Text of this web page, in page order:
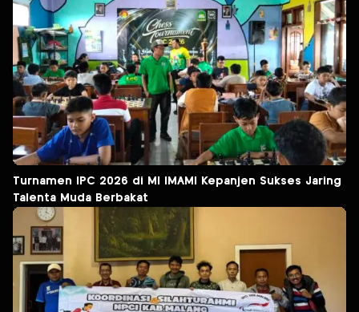
Turnamen IPC 2026 di MI IMAMI Kepanjen Sukses Jaring
Talenta Muda Berbakat